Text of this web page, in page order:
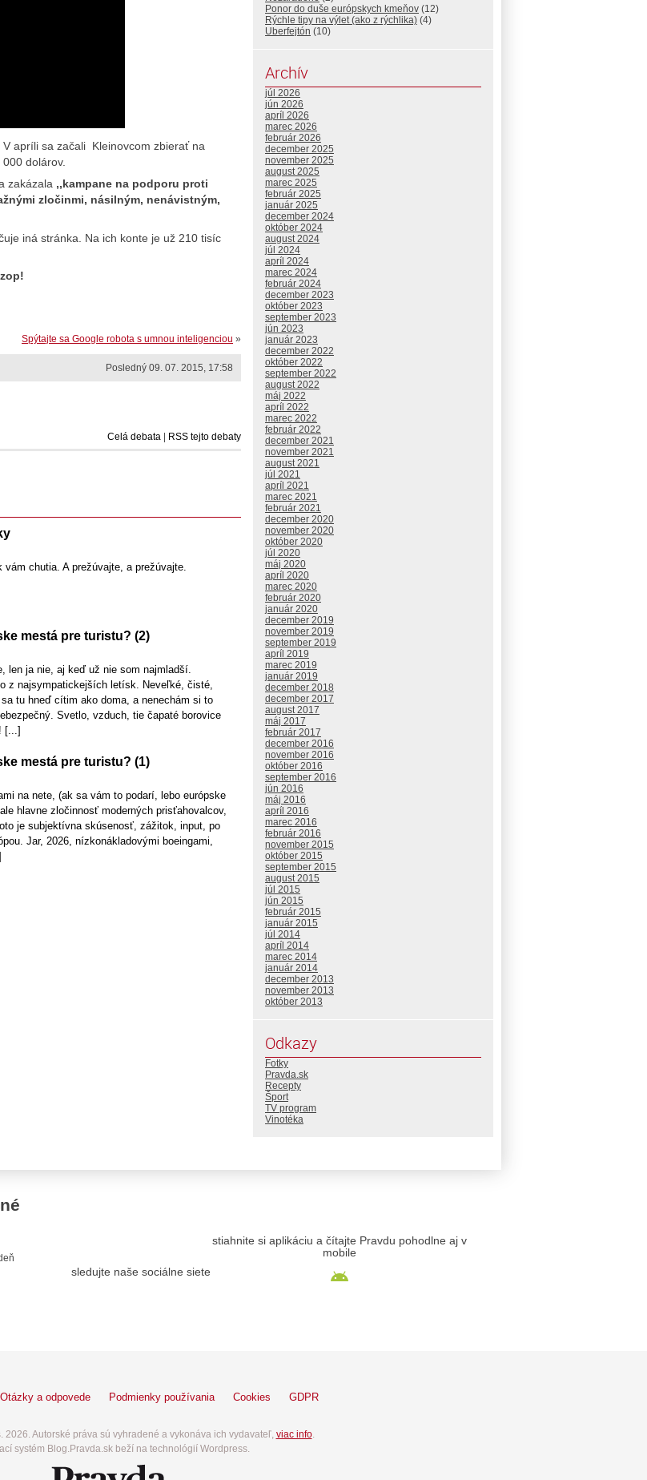
apríli sa začali Kleinovcom zbierať na
dolárov.
zakázala ,,kampane na podporu proti
zločinmi, násilným, nenávistným,
iná stránka. Na ich konte je už 210 tisíc
Spýtajte sa Google robota s umnou inteligenciou »
Posledný 09. 07. 2015, 17:58
Celá debata RSS tejto debaty
chutia. A prežúvajte, a prežúvajte.
mestá pre turistu? (2)
len ja nie, aj keď už nie som najmladší.
z najsympatickejších letísk. Neveľké, čisté,
tu hneď cítim ako doma, a nenechám si to
Svetlo, vzduch, tie čapaté borovice
[...]
mestá pre turistu? (1)
na nete, (ak sa vám to podarí, lebo európske
hlavne zločinnosť moderných prisťahovalcov,
je subjektívna skúsenosť, zážitok, input, po
Jar, 2026, nízkonákladovými boeingami,
Ponor do duše európskych kmeňov (12)
Rýchle tipy na výlet (ako z rýchlika) (4)
Uberfejtón (10)
Archív
júl 2026
jún 2026
apríl 2026
marec 2026
február 2026
december 2025
november 2025
august 2025
marec 2025
február 2025
január 2025
december 2024
október 2024
august 2024
júl 2024
apríl 2024
marec 2024
február 2024
december 2023
október 2023
september 2023
jún 2023
január 2023
december 2022
október 2022
september 2022
august 2022
máj 2022
apríl 2022
marec 2022
február 2022
december 2021
november 2021
august 2021
júl 2021
apríl 2021
marec 2021
február 2021
december 2020
november 2020
október 2020
júl 2020
máj 2020
apríl 2020
marec 2020
február 2020
január 2020
december 2019
november 2019
september 2019
apríl 2019
marec 2019
január 2019
december 2018
december 2017
august 2017
máj 2017
február 2017
december 2016
november 2016
október 2016
september 2016
jún 2016
máj 2016
apríl 2016
marec 2016
február 2016
november 2015
október 2015
september 2015
august 2015
júl 2015
jún 2015
február 2015
január 2015
júl 2014
apríl 2014
marec 2014
január 2014
december 2013
november 2013
október 2013
Odkazy
Fotky
Pravda.sk
Recepty
Šport
TV program
Vinotéka
sledujte naše sociálne siete
stiahnite si aplikáciu a čítajte Pravdu pohodlne aj v
mobile
Otázky a odpovede Podmienky používania Cookies GDPR
2026. Autorské práva sú vyhradené a vykonáva ich vydavateľ, viac info.
systém Blog.Pravda.sk beží na technológií Wordpress.